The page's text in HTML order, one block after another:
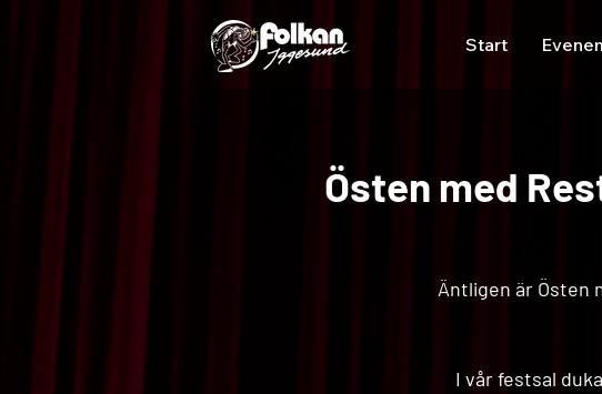
Start
Östen med
Äntligen är Östen
I vår festsal